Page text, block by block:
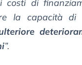
costi di
la capacità di
”.